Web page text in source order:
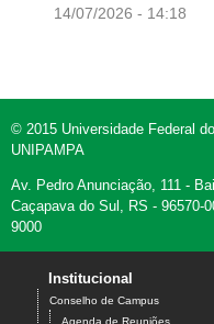
14/07/2026 - 14:18
© 2015 Universidade Federal
UNIPAMPA
Av. Pedro Anunciação, 111 -
Caçapava do Sul, RS - 96570-
9000
Institucional
Conselho de Campus